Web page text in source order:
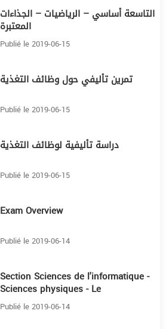
التاسعة أساسي – الرياضيات – الجذاءات
المعتبرة
Publié le 2019-06-15
تمرين تأليفي حول وظائف التغذية
Publié le 2019-06-15
دراسة تأليفية لوظائف التغذية
Publié le 2019-06-15
Exam Overview
Publié le 2019-06-14
Section Sciences de l'informatique -
Sciences physiques - Le
condensateur
Publié le 2019-06-14